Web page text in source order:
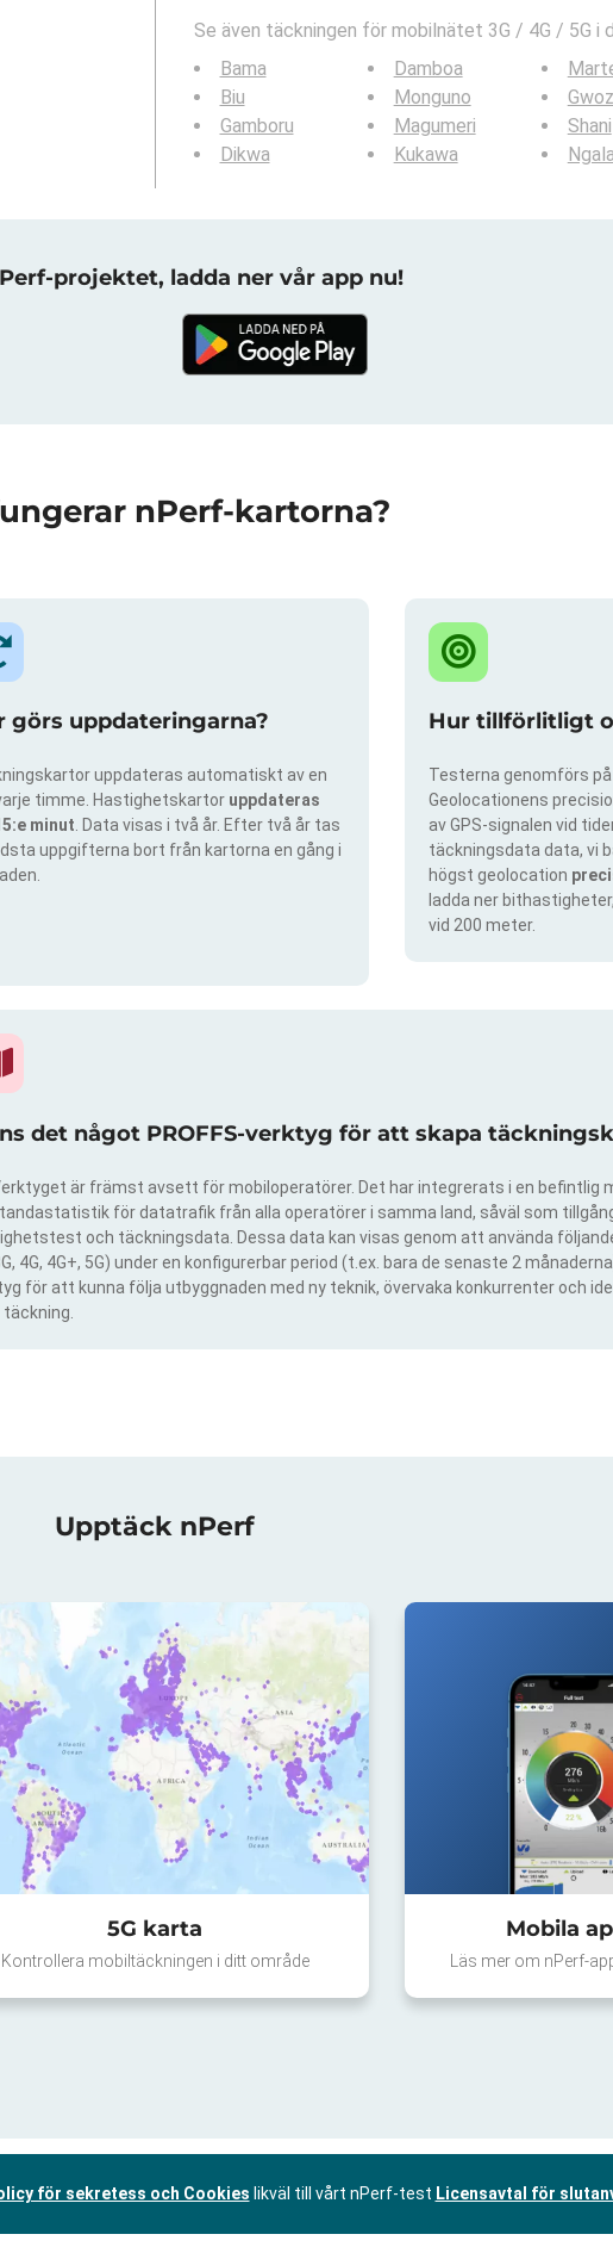
Se även täckningen för mobilnätet 3G / 4G / 5G i
Bama
Biu
Gamboru
Dikwa
Damboa
Monguno
Magumeri
Kukawa
Shani
projektet, ladda ner vår app nu!
nPerf-kartorna?
görs uppdateringarna?
uppdateras automatiskt av en
timme. Hastighetskartor uppdateras
minut . Data visas i två år. Efter två år tas
uppgifterna bort från kartorna en gång i
Hur tillförlitligt
Testerna genomförs
Geolocationens
av GPS-signalen vid
täckningsdata data, vi
högst geolocation
ladda ner
vid 200 meter.
det något PROFFS-verktyg för att skapa
är främst avsett för mobiloperatörer. Det har integrerats i en befintlig
för datatrafik från alla operatörer i samma land, såväl som
och täckningsdata. Dessa data kan visas genom att använda
4G, 4G+, 5G) under en konfigurerbar period (t.ex. bara de senaste 2
för att kunna följa utbyggnaden med ny teknik, övervaka konkurrenter och
täckning.
Upptäck nPerf
5G karta
Kontrollera mobiltäckningen i ditt område
Mobila
Läs mer om nPerf-
för sekretess och Cookies likväl till vårt nPerf-test Licensavtal för